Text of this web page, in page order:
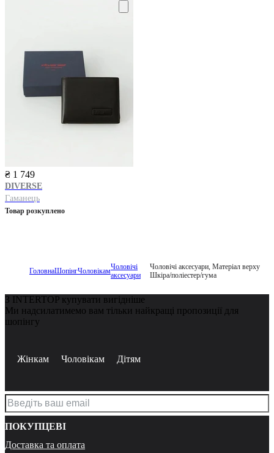
₴ 1 749
DIVERSE
Гаманець
Товар розкуплено
ГоловнаШопінгЧоловікамЧоловічі
аксесуари
Чоловічі аксесуари, Матеріал верху
Шкіра/поліестер/гума
З INTERTOP купувати вигідніше
Ми надсилатимемо вам тільки найкращі пропозиції для
шопінгу
Жінкам Чоловікам Дітям
ПОКУПЦЕВІ
Доставка та оплата